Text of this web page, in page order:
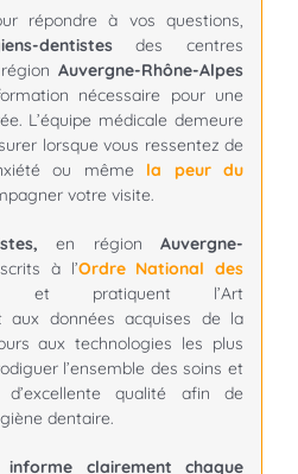
répondre à vos questions,
dentistesdes centres
Auvergne-Rhône-Alpes
nécessaire pour une
L’équipe médicale demeure
lorsque vous ressentez de
ou mêmela peur du
votre visite.
en régionAuvergne-
à l’Ordre National des
pratiquent l’Art
aux données acquises de la
aux technologies les plus
l’ensemble des soins et
qualité afin de
dentaire.
informe clairement chaque